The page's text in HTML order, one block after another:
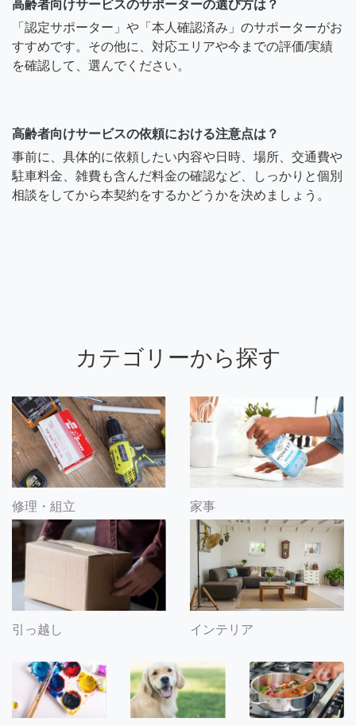
高齢者向けサービスのサポーターの選び方は？
「認定サポーター」や「本人確認済み」のサポーターがお
すすめです。その他に、対応エリアや今までの評価/実績
を確認して、選んでください。
高齢者向けサービスの依頼における注意点は？
事前に、具体的に依頼したい内容や日時、場所、交通費や
駐車料金、雑費も含んだ料金の確認など、しっかりと個別
相談をしてから本契約をするかどうかを決めましょう。
カテゴリーから探す
修理・組立 家事
引っ越し インテリア